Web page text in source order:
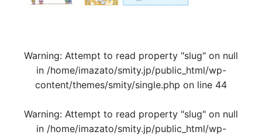
Warning: Attempt to read property "slug" on null
in /home/imazato/smity.jp/public_html/wp-
content/themes/smity/single.php on line 44
Warning: Attempt to read property "slug" on null
in /home/imazato/smity.jp/public_html/wp-